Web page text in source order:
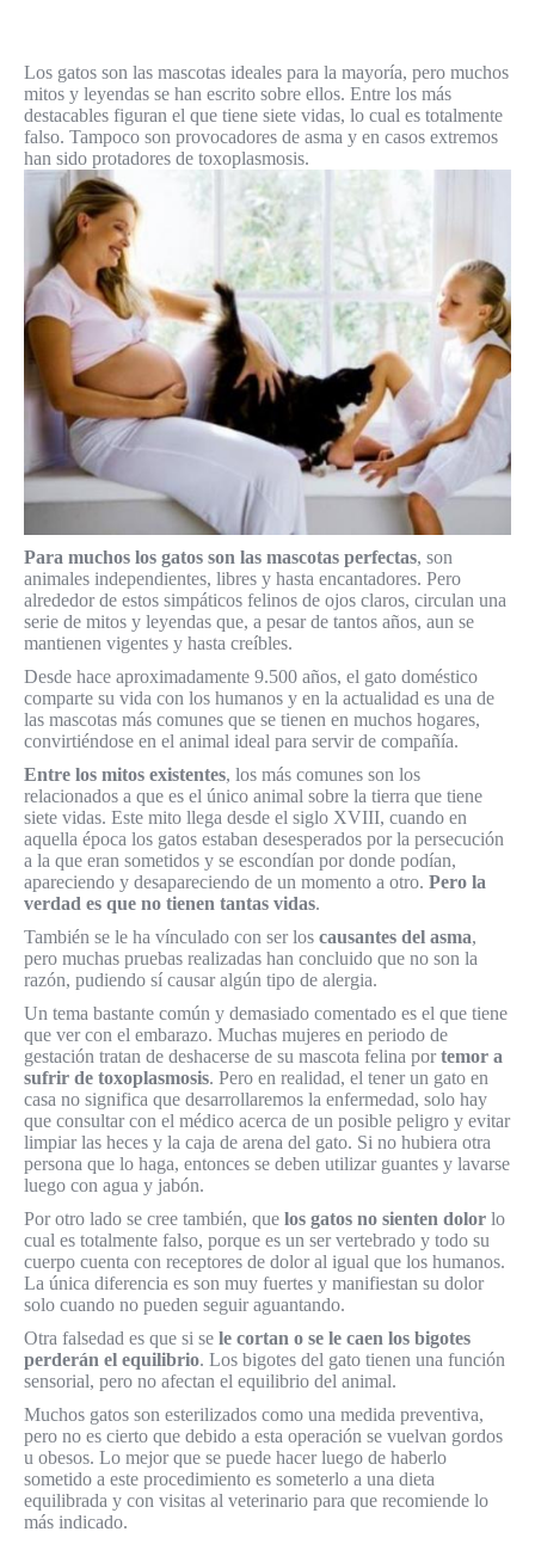
Los gatos son las mascotas ideales para la mayoría, pero muchos
mitos y leyendas se han escrito sobre ellos. Entre los más
destacables figuran el que tiene siete vidas, lo cual es totalmente
falso. Tampoco son provocadores de asma y en casos extremos
han sido protadores de toxoplasmosis.
Para muchos los gatos son las mascotas perfectas, son
animales independientes, libres y hasta encantadores. Pero
alrededor de estos simpáticos felinos de ojos claros, circulan una
serie de mitos y leyendas que, a pesar de tantos años, aun se
mantienen vigentes y hasta creíbles.
Desde hace aproximadamente 9.500 años, el gato doméstico
comparte su vida con los humanos y en la actualidad es una de
las mascotas más comunes que se tienen en muchos hogares,
convirtiéndose en el animal ideal para servir de compañía.
Entre los mitos existentes, los más comunes son los
relacionados a que es el único animal sobre la tierra que tiene
siete vidas. Este mito llega desde el siglo XVIII, cuando en
aquella época los gatos estaban desesperados por la persecución
a la que eran sometidos y se escondían por donde podían,
apareciendo y desapareciendo de un momento a otro. Pero la
verdad es que no tienen tantas vidas.
También se le ha vínculado con ser los causantes del asma,
pero muchas pruebas realizadas han concluido que no son la
razón, pudiendo sí causar algún tipo de alergia.
Un tema bastante común y demasiado comentado es el que tiene
que ver con el embarazo. Muchas mujeres en periodo de
gestación tratan de deshacerse de su mascota felina portemor a
sufrir de toxoplasmosis. Pero en realidad, el tener un gato en
casa no significa que desarrollaremos la enfermedad, solo hay
que consultar con el médico acerca de un posible peligro y evitar
limpiar las heces y la caja de arena del gato. Si no hubiera otra
persona que lo haga, entonces se deben utilizar guantes y lavarse
luego con agua y jabón.
Por otro lado se cree también, que los gatos no sienten dolor lo
cual es totalmente falso, porque es un ser vertebrado y todo su
cuerpo cuenta con receptores de dolor al igual que los humanos.
La única diferencia es son muy fuertes y manifiestan su dolor
solo cuando no pueden seguir aguantando.
Otra falsedad es que si se le cortan o se le caen los bigotes
perderán el equilibrio. Los bigotes del gato tienen una función
sensorial, pero no afectan el equilibrio del animal.
Muchos gatos son esterilizados como una medida preventiva,
pero no es cierto que debido a esta operación se vuelvan gordos
u obesos. Lo mejor que se puede hacer luego de haberlo
sometido a este procedimiento es someterlo a una dieta
equilibrada y con visitas al veterinario para que recomiende lo
más indicado.